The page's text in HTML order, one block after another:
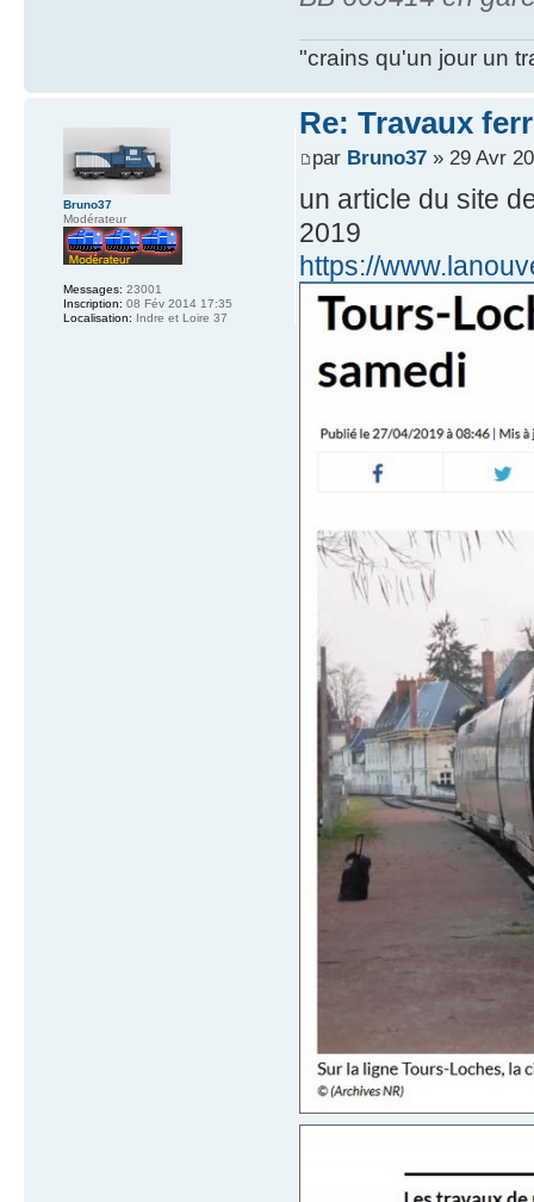
"crains qu'un jour un
Re: Travaux
par Bruno37» 29 Avr
un article du site
2019
https://
Bruno37
Modérateur
Messages: 23001
Inscription: 08 Fév 2014 17:35
Localisation: Indre et Loire 37